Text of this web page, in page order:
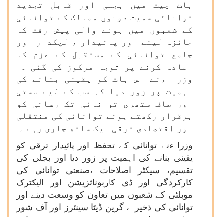
بات چیت میں بجلی اور قابل تجدید
توانائی سمیت دونوں ممالک کے توانائی
کے شعبوں میں ہونے والی پیش رفت کا
جائزہ لینے اور پائیدار ، لچکدار اور
جامع توانائی کے مستقبل کے عزم کا
اعادہ کرنے پر توجہ مرکوز کی گئی ۔
وزرا ءنے اس بات کو یقینی بنانے کی
اہمیت پر زور دیا کہ سب کے لیے سستی
اور صاف ستھری توانائی تک رسائی کو
برقرار رکھتے ہوئے توانائی کی منتقلی
اور اقتصادی ترقی ایک ساتھ جاری رہے ۔
وزرا ءنے توانائی کے تحفظ اور پائیدار ترقی کو
یقینی بنانے کی اہمیت پر زور دیا اور بجلی کی
تقسیم، سیکٹر اصلاحات ،صنعتی توانائی کی
کارکردگی اور ڈی کاربونائزیشن اور الیکٹرک
موبلٹی کے شعبوں میں تعاون کو وسعت دینے اور
توانائی کی ذخیرہ، گرین ڈیٹا سینٹرز اور آف شور